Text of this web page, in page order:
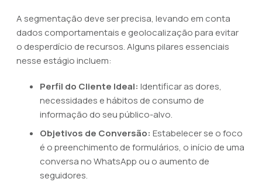
A segmentação deve ser precisa, levando em conta
dados comportamentais e geolocalização para evitar
o desperdício de recursos. Alguns pilares essenciais
nesse estágio incluem:
Perfil do Cliente Ideal: Identificar as dores,
necessidades e hábitos de consumo de
informação do seu público-alvo.
Objetivos de Conversão: Estabelecer se o foco
é o preenchimento de formulários, o início de uma
conversa no WhatsApp ou o aumento de
seguidores.